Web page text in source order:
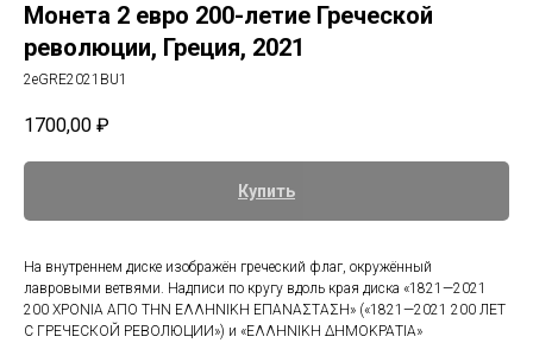
Монета 2 евро 200-летие Греческой
революции, Греция, 2021
2eGRE2021BU1
1700,00 ₽
Купить
На внутреннем диске изображён греческий флаг, окружённый
лавровыми ветвями. Надписи по кругу вдоль края диска «1821—2021
200 ΧΡΟΝΙΑ ΑΠΟ ΤΗΝ ΕΛΛΗΝΙΚΗ ΕΠΑΝΑΣΤΑΣΗ» («1821—2021 200 ЛЕТ
С ГРЕЧЕСКОЙ РЕВОЛЮЦИИ») и «ΕΛΛΗΝΙΚΗ ΔΗΜΟΚΡΑΤΙΑ»